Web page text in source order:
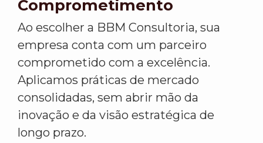
Comprometimento
Ao escolher a BBM Consultoria, sua
empresa conta com um parceiro
comprometido com a excelência.
Aplicamos práticas de mercado
consolidadas, sem abrir mão da
inovação e da visão estratégica de
longo prazo.